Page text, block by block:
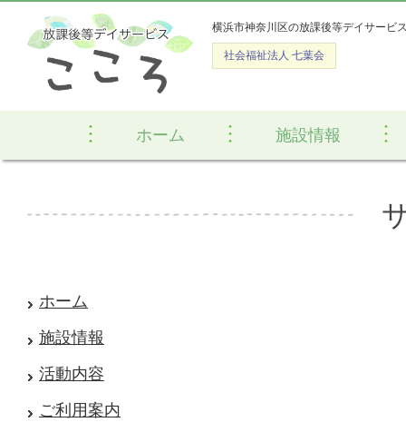
横浜市神奈川区の放課後等デイサービ
社会福祉法人 七葉会
ホーム 施設情報
ホーム
施設情報
活動内容
ご利用案内